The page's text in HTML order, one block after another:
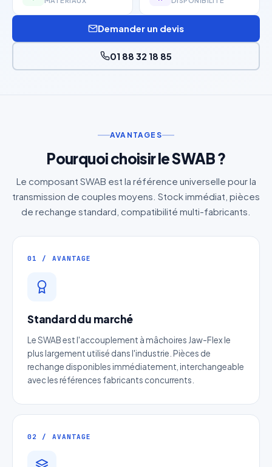
Demander un devis
01 88 32 18 85
AVANTAGES
Pourquoi choisir le SWAB ?
Le composant SWAB est la référence universelle pour la
transmission de couples moyens. Stock immédiat, pièces
de rechange standard, compatibilité multi-fabricants.
01 / AVANTAGE
Standard du marché
Le SWAB est l'accouplement à mâchoires Jaw-Flex le
plus largement utilisé dans l'industrie. Pièces de
rechange disponibles immédiatement, interchangeable
avec les références fabricants concurrents.
02 / AVANTAGE